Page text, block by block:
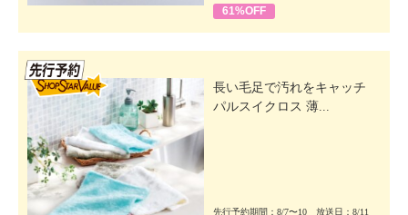
61%OFF
長い毛足で汚れをキャッチ
パルスイクロス 薄...
先行予約期間：8/7〜10 放送日：8/11